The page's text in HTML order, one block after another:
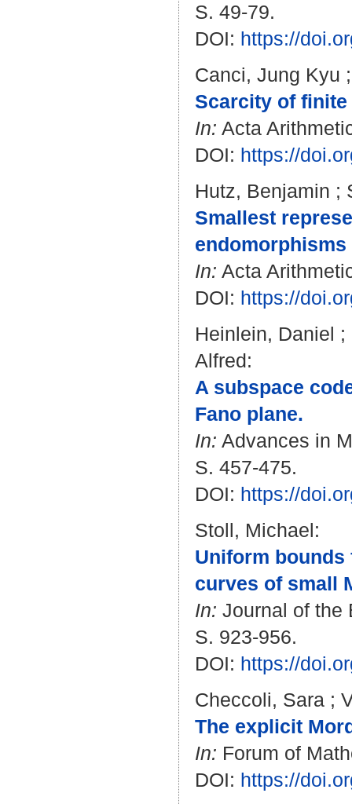
S. 49-79.
DOI: https://
Canci, Jung Kyu
Scarcity of
In: Acta
DOI: https://
Hutz, Benjamin ;
Smallest
endomorphisms
In: Acta
DOI: https://
Heinlein, Daniel ;
Alfred:
A subspace
Fano plane.
In: Advances in
S. 457-475.
DOI: https://
Stoll, Michael:
Uniform
curves of small
In: Journal of the
S. 923-956.
DOI: https://
Checcoli, Sara ;
The explicit
In: Forum of
DOI: https://